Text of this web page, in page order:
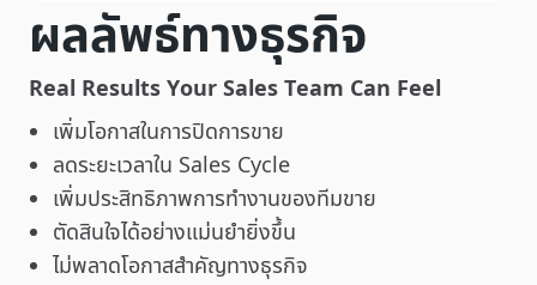
ผลลัพธ์ทางธุรกิจ
Real Results Your Sales Team Can Feel
เพิ่มโอกาสในการปิดการขาย
ลดระยะเวลาใน Sales Cycle
เพิ่มประสิทธิภาพการทำงานของทีมขาย
ตัดสินใจได้อย่างแม่นยำยิ่งขึ้น
ไม่พลาดโอกาสสำคัญทางธุรกิจ